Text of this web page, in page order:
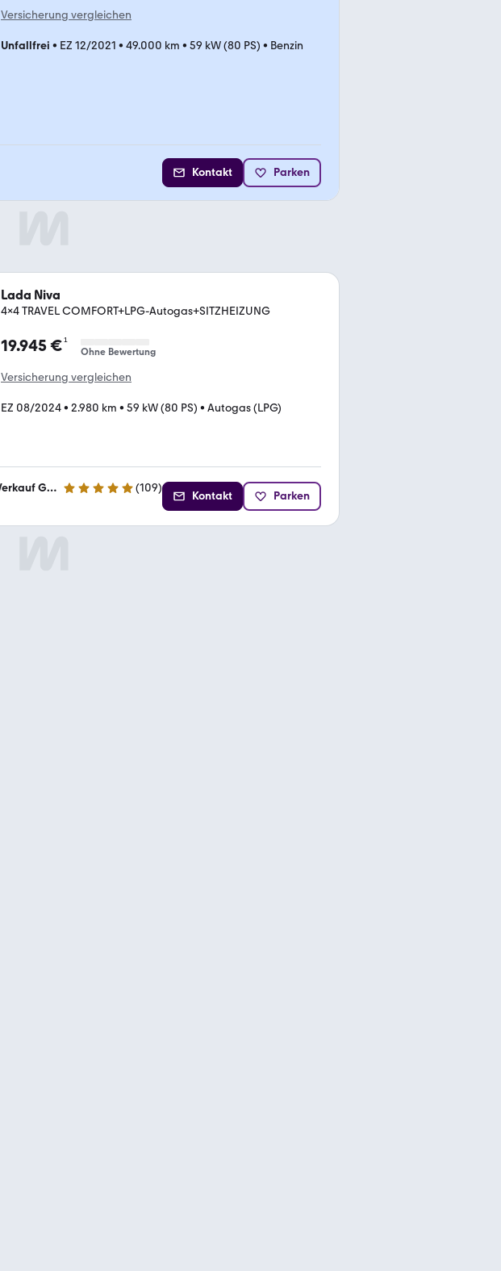
Versicherung vergleichen
Unfallfrei • EZ 12/2021 • 49.000 km • 59 kW (80 PS) • Benzin
Kontakt Parken
Lada Niva
4x4 TRAVEL COMFORT+LPG-Autogas+SITZHEIZUNG
19.945 €¹
Ohne Bewertung
Versicherung vergleichen
EZ 08/2024• 2.980 km • 59 kW (80 PS) • Autogas (LPG)
Fahrzeuge Bögelsack Service & Verkauf GmbH 5 Sterne (109)
Kontakt Parken